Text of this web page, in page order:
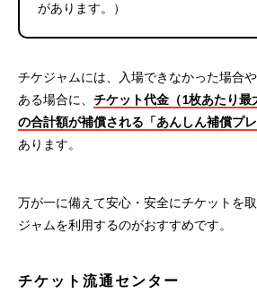
があります。）
チケジャムには、入場できなかった場合
ある場合に、 チケット代金（1枚あたり
の合計額が補償される「あんしん補償プレ
あります。
万が一に備えて安心・安全にチケットを
ジャムを利用するのがおすすめです。
チケット流通センター